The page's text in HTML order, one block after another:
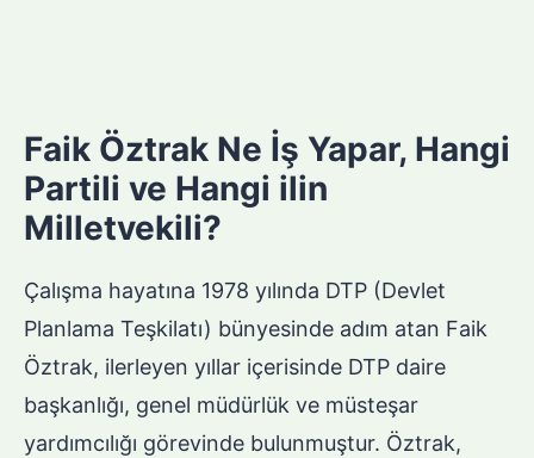
Faik Öztrak Ne İş Yapar, Hangi
Partili ve Hangi ilin
Milletvekili?
Çalışma hayatına 1978 yılında DTP (Devlet
Planlama Teşkilatı) bünyesinde adım atan Faik
Öztrak, ilerleyen yıllar içerisinde DTP daire
başkanlığı, genel müdürlük ve müsteşar
yardımcılığı görevinde bulunmuştur. Öztrak,